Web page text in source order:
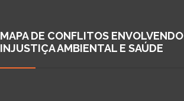
MAPA DE CONFLITOS ENVOLVENDO
INJUSTIÇA AMBIENTAL E SAÚDE